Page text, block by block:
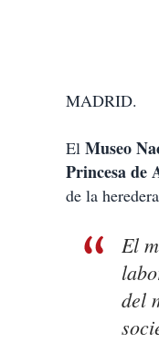
MADRID.
El Museo
Princesa de
de la
El
del